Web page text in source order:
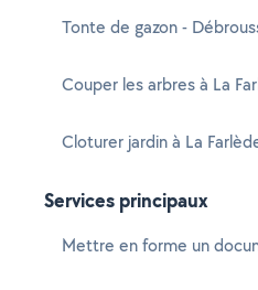
Tonte de gazon -
Couper les arbres à La
Cloturer jardin à La
Services principaux
Mettre en forme un